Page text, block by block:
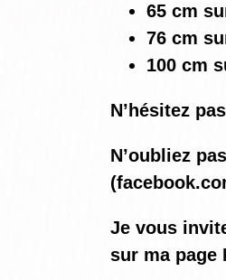
65 cm
76 cm
100 cm
N’hésitez
N’oubliez
(
Je vous
sur ma page